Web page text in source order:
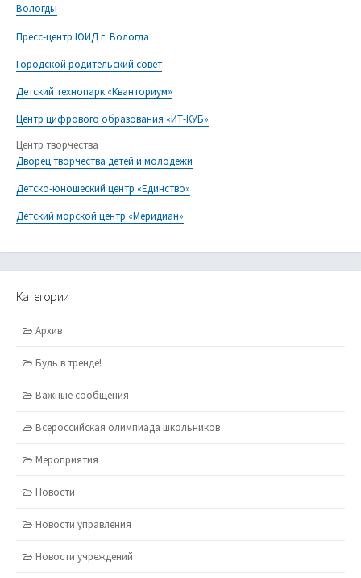
Вологды
Пресс-центр ЮИД г. Вологда
Городской родительский совет
Детский технопарк «Кванториум»
Центр цифрового образования «ИТ-КУБ»
Центр творчества
Дворец творчества детей и молодежи
Детско-юношеский центр «Единство»
Детский морской центр «Меридиан»
Категории
Архив
Будь в тренде!
Важные сообщения
Всероссийская олимпиада школьников
Мероприятия
Новости
Новости управления
Новости учреждений